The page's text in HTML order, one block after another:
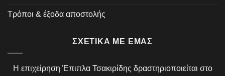
Τρόποι & έξοδα αποστολής
ΣΧΕΤΙΚΆ ΜΕ ΕΜΆΣ
Η επιχείρηση Έπιπλα Τσακιρίδης δραστηριοποιείται στο